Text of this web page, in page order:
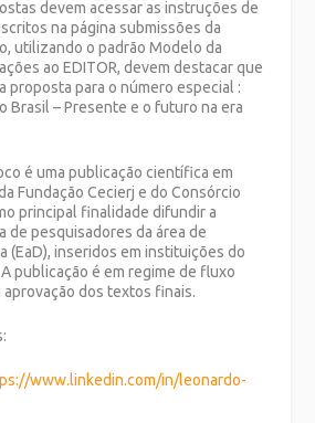
devem acessar as instruções de
na página submissões da
, utilizando o padrão Modelo da
ao EDITOR, devem destacar que
proposta para o número especial :
Brasil – Presente e o futuro na era
é uma publicação científica em
Fundação Cecierj e do Consórcio
principal finalidade difundir a
de pesquisadores da área de
(EaD), inseridos em instituições do
publicação é em regime de fluxo
dos textos finais.
www.linkedin.com/in/leonardo-